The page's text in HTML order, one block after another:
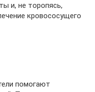
и, не торопясь,
кровососущего
помогают